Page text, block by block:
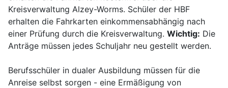
Kreisverwaltung Alzey-Worms. Schüler der HBF
erhalten die Fahrkarten einkommensabhängig nach
einer Prüfung durch die Kreisverwaltung. Wichtig: Die
Anträge müssen jedes Schuljahr neu gestellt werden.
Berufsschüler in dualer Ausbildung müssen für die
Anreise selbst sorgen - eine Ermäßigung von